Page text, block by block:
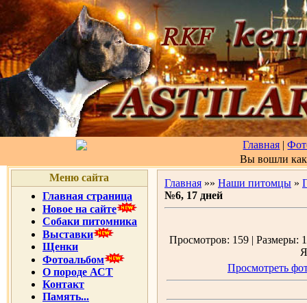
Главная |
Вы вошли
Меню сайта
Главная страница
Новое на сайте
Собаки питомника
Выставки
Щенки
Фотоальбом
О породе АСТ
Контакт
Память...
Главная »» Наши питомцы »
№6, 17 дней
Просмотров: 159 | Размеры:
Просмотреть